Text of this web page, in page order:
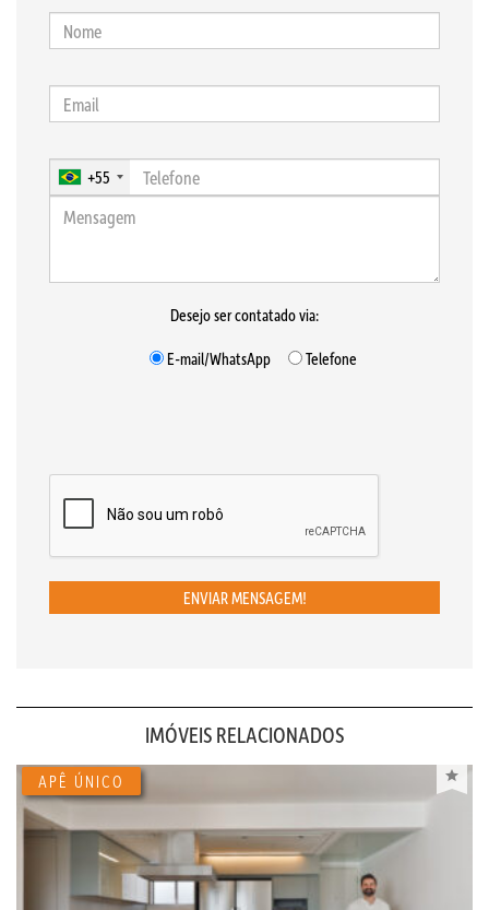
+55
Desejo ser contatado via:
E-mail/WhatsApp
Telefone
ENVIAR MENSAGEM!
IMÓVEIS RELACIONADOS